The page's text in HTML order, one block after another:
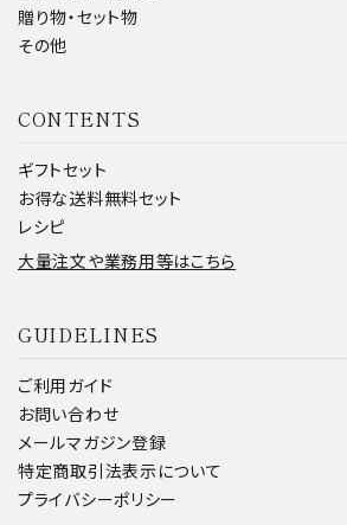
贈り物・セット物
その他
CONTENTS
ギフトセット
お得な送料無料セット
レシピ
大量注文や業務用等はこちら
GUIDELINES
ご利用ガイド
お問い合わせ
メールマガジン登録
特定商取引法表示について
プライバシーポリシー